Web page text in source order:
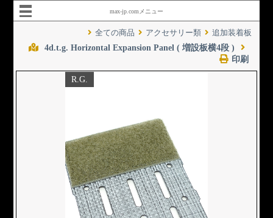
max-jp.comメニュー
全ての商品 アクセサリー類 追加装着板
4d.t.g. Horizontal Expansion Panel ( 増設板横4段 )
印刷
R.G.